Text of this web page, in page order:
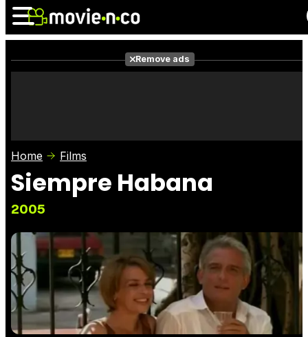
Photos
Remove ads
Home Films
Siempre Habana
2005